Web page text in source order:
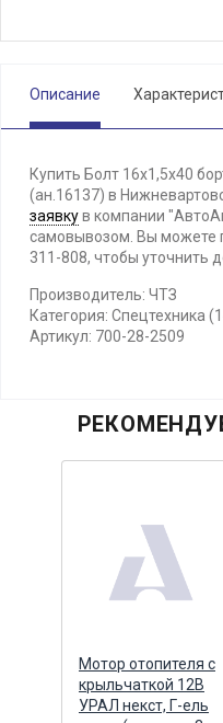
Описание
Купить Болт 16х1,5х40
(ан.16137) в
заявкув компании
самовывозом. Вы можете
311-808, чтобы уточнить
Производитель: ЧТЗ
Категория: Спецтехника
Артикул: 700-28-2509
Мотор отопителя с
крыльчаткой 12В
УРАЛ некст, Г-ель